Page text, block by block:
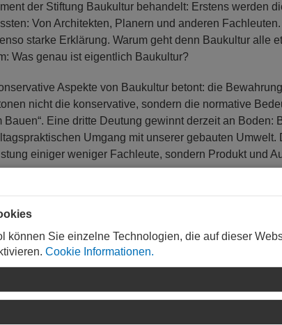
der Stiftung Baukultur behandelt: Erstens werden
Von Architekten, Planern und anderen
starke Erklärung. Warum geht denn Baukultur alle
Was genau ist eigentlich Baukultur?
Aspekte von Baukultur betont: die
nicht die konservative, sondern die normative
Eine dritte Deutung gewinnt derzeit an Boden:
Umgang mit unserer gebauten Umwelt.
einiger weniger Fachleute, sondern Produkt und
Dörfer und Städte demnächst noch eine Geschichte?
Marketingstrategie oder Rentabilitätsüberlegungen
wird kurzerhand eliminiert. Derzeit sind erschreckend
„Wir reißen das Haus einfach ab, das ist
werden. Auch Gründerzeitbauten waren einmal
Als was gelten sie heute? Das „Hambacher
Kulturnation immer wieder stellen muss.
können Sie einzelne Technologien, die auf dieser
Cookie Informationen.